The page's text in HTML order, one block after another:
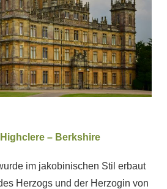
– Berkshire
im jakobinischen Stil erbaut
Herzogs und der Herzogin von